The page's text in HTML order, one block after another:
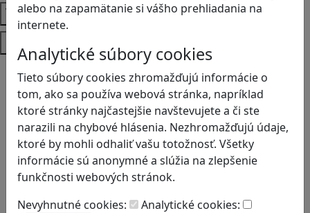
alebo na zapamätanie si vášho prehliadania na
internete.
Analytické súbory cookies
Tieto súbory cookies zhromažďujú informácie o
tom, ako sa používa webová stránka, napríklad
ktoré stránky najčastejšie navštevujete a či ste
narazili na chybové hlásenia. Nezhromažďujú údaje,
ktoré by mohli odhaliť vašu totožnosť. Všetky
informácie sú anonymné a slúžia na zlepšenie
funkčnosti webových stránok.
Nevyhnutné cookies:
Analytické cookies:
Vek
Predmety
Anglický jazyk
Biológia
Dejepis
Environmentálna výchova
Etická výchova
Geografia
Matematika
Občianska náuka
Vlastiveda